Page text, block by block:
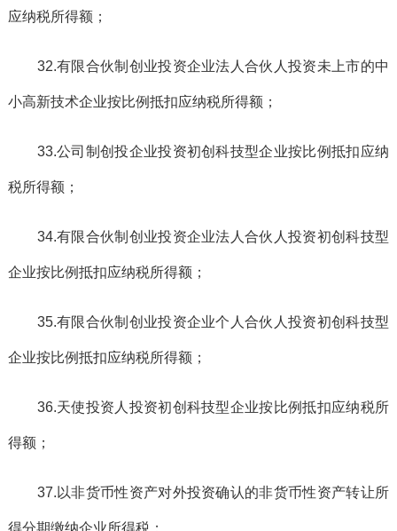
应纳税所得额；
32.有限合伙制创业投资企业法人合伙人投资未上市的中
小高新技术企业按比例抵扣应纳税所得额；
33.公司制创投企业投资初创科技型企业按比例抵扣应纳
税所得额；
34.有限合伙制创业投资企业法人合伙人投资初创科技型
企业按比例抵扣应纳税所得额；
35.有限合伙制创业投资企业个人合伙人投资初创科技型
企业按比例抵扣应纳税所得额；
36.天使投资人投资初创科技型企业按比例抵扣应纳税所
得额；
37.以非货币性资产对外投资确认的非货币性资产转让所
得分期缴纳企业所得税；